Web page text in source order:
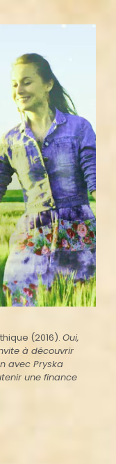
(2016). Oui,
à découvrir
avec Pryska
une finance